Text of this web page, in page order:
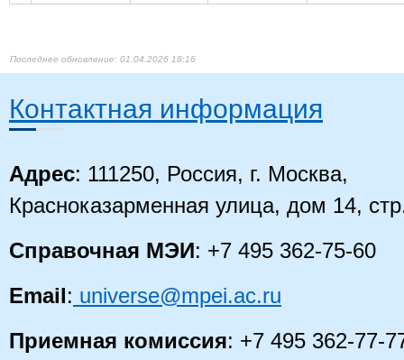
01.04.2026 18:16
Контактная информация
Адрес: 111250, Россия, г. Москва,
Красноказарменная улица, дом 14,
Справочная МЭИ: +7 495 362-75-60
Email: universe@mpei.ac.ru
Приемная комиссия: +7 495 362-77-